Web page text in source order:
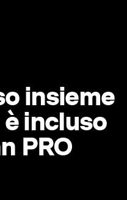
insieme
incluso
PRO